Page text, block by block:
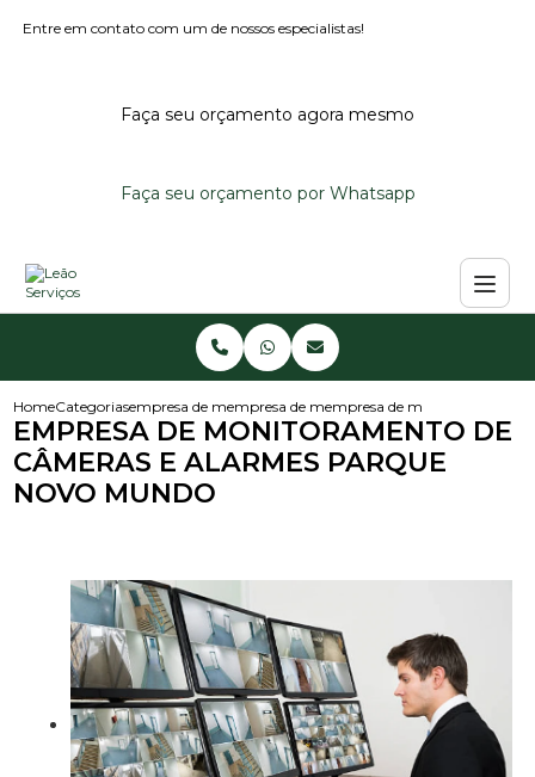
Entre em contato com um de nossos especialistas!
Faça seu orçamento agora mesmo
Faça seu orçamento por Whatsapp
HomeCategoriasempresa de monitoramento de alarmes
empresa de monitoramento de alarme
empresa de monitoramento
EMPRESA DE MONITORAMENTO DE
CÂMERAS E ALARMES PARQUE
NOVO MUNDO